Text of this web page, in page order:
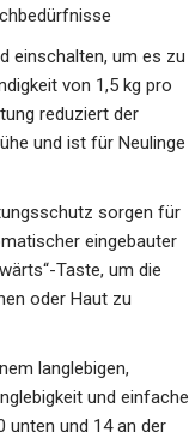
einschalten, um es zu
von 1,5 kg pro
reduziert der
und ist für Neulinge
sorgen für
eingebauter
Taste, um die
oder Haut zu
langlebigen,
und einfache
unten und 14 an der